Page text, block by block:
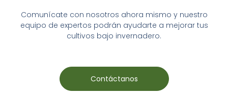
Comunícate con nosotros ahora mismo y nuestro
equipo de expertos podrán ayudarte a mejorar tus
cultivos bajo invernadero.
Contáctanos